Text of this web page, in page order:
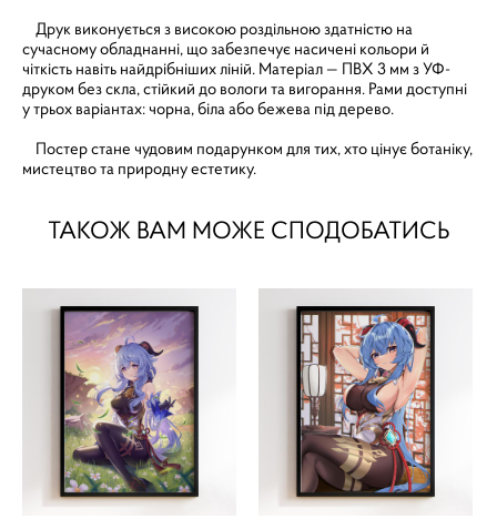
Друк виконується з високою роздільною здатністю на
сучасному обладнанні, що забезпечує насичені кольори й
чіткість навіть найдрібніших ліній. Матеріал — ПВХ 3 мм з УФ-
друком без скла, стійкий до вологи та вигорання. Рами доступні
у трьох варіантах: чорна, біла або бежева під дерево.
Постер стане чудовим подарунком для тих, хто цінує ботаніку,
мистецтво та природну естетику.
ТАКОЖ ВАМ МОЖЕ СПОДОБАТИСЬ